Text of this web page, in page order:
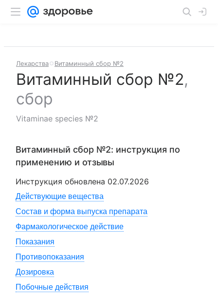
Лекарства Витаминный сбор №2
Витаминный сбор №2,
сбор
Vitaminae species №2
Витаминный сбор №2: инструкция по
применению и отзывы
Инструкция обновлена 02.07.2026
Действующие вещества
Состав и форма выпуска препарата
Фармакологическое действие
Показания
Противопоказания
Дозировка
Побочные действия